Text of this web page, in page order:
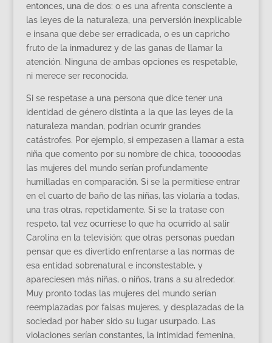
entonces, una de dos: o es una afrenta consciente a
las leyes de la naturaleza, una perversión inexplicable
e insana que debe ser erradicada, o es un capricho
fruto de la inmadurez y de las ganas de llamar la
atención. Ninguna de ambas opciones es respetable,
ni merece ser reconocida.
Si se respetase a una persona que dice tener una
identidad de género distinta a la que las leyes de la
naturaleza mandan, podrían ocurrir grandes
catástrofes. Por ejemplo, si empezasen a llamar a esta
niña que comento por su nombre de chica, tooooodas
las mujeres del mundo serían profundamente
humilladas en comparación. Si se la permitiese entrar
en el cuarto de baño de las niñas, las violaría a todas,
una tras otras, repetidamente. Si se la tratase con
respeto, tal vez ocurriese lo que ha ocurrido al salir
Carolina en la televisión: que otras personas puedan
pensar que es divertido enfrentarse a las normas de
esa entidad sobrenatural e inconstestable, y
apareciesen más niñas, o niños, trans a su alrededor.
Muy pronto todas las mujeres del mundo serían
reemplazadas por falsas mujeres, y desplazadas de la
sociedad por haber sido su lugar usurpado. Las
violaciones serían constantes, la intimidad femenina,